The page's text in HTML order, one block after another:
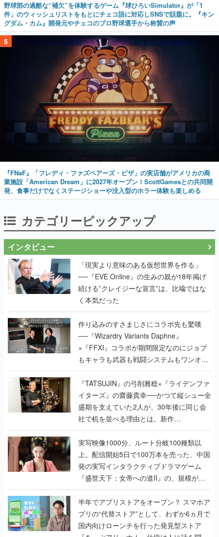
野球部の過酷な“補欠”を体験するゲーム『球ひろいSimulator』が「1
件」のウィッシュリストをもとにチェコ語に対応しSNSで話題に。『キン
グダム・カム』開発元やチェコのプロ野球選手から称賛の声
5
『FNaF』「フレディ・ファズベアーズ・ピザ」の実店舗がアメリカの商
業施設「American Dream」に2027年オープン！ScottGamesとの共同開
発、食事だけでなくステージショーや没入型のホラー体験も楽しめる
カテゴリーピックアップ
インタビュー
「現実より意味のある仮想世界を作る」
──『EVE Online』の生みの親が18年掲げ
続ける”クレイジーな宣言”は、比喩ではな
く本気だった
作り込みのすさまじさにコラボ先も驚嘆
──『Wizardry Variants Daphne』
×『FFXI』コラボが期間限定なのにジョブ
もキャラも武器も戦闘システムもワンオフ
で作り込まれた理由を両ディレクターに聞
く
『TATSUJIN』の弓削雅稔×『ライデンファ
イターズ』の齋藤貴幸──かつて縦シュー全
盛期を支えていた2人が、30年後に同じ会
社で机を並べる理由とは。新作
『TATSUJIN EXTREME』で初タッグを組
んだレジェンド2人に訊く開発秘話
実写映像1000分、ルート分岐100種類以
上。配信開始5日で100万本を売った、中国
発の実写インタラクティブドラマゲーム
『盛世天下：女帝への道II』の、規模が違
うこだわりをプロデューサーに聞いた
半年でアプリストアをオープン？ スマホア
プリの“代替ストア”として、わずか6ヵ月で
国内向けローンチを行った発見型ストア